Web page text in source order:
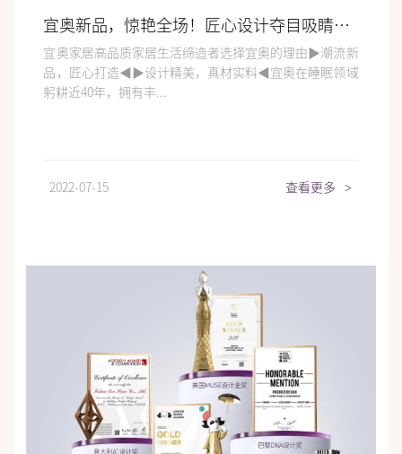
宜奥新品，惊艳全场！匠心设计夺目吸睛，特价爆款火热抢购！
宜奥家居高品质家居生活缔造者选择宜奥的理由▶潮流新
品，匠心打造◀▶设计精美，真材实料◀宜奥在睡眠领域
躬耕近40年，拥有丰...
2022-07-15 查看更多 >